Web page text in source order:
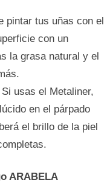
pintar tus uñas con el
con un
la grasa natural y el
Si usas el Metaliner,
en el párpado
el brillo de la piel
ARABELA